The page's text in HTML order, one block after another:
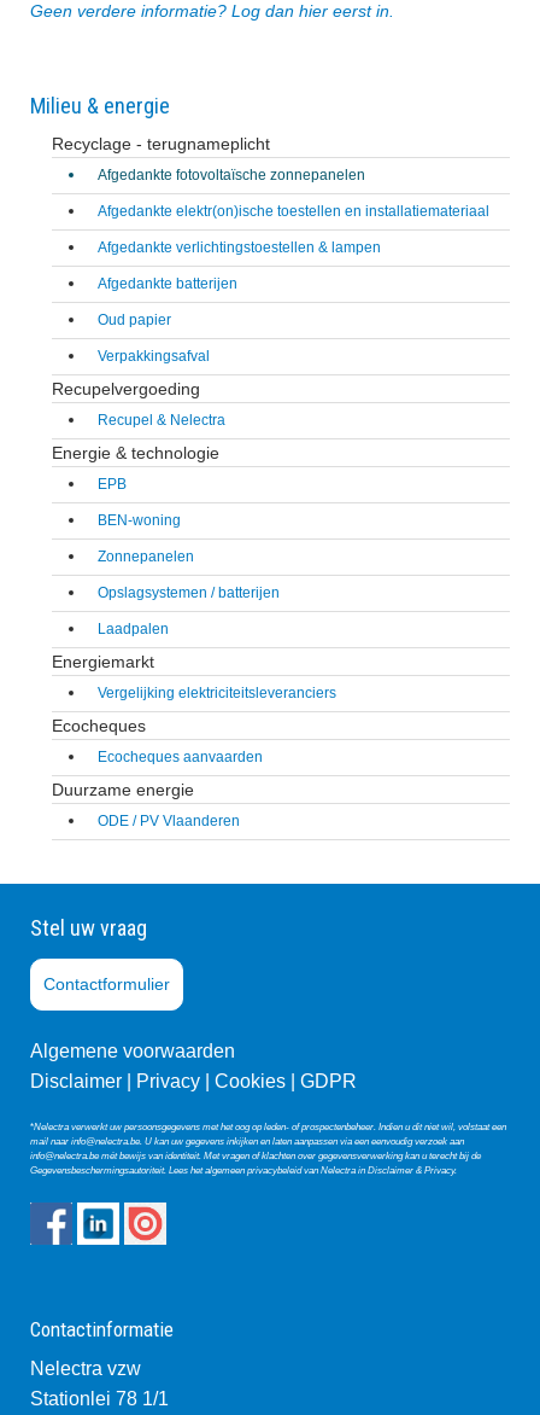
Geen verdere informatie? Log dan hier eerst in.
Milieu & energie
Recyclage - terugnameplicht
Afgedankte fotovoltaïsche zonnepanelen
Afgedankte elektr(on)ische toestellen en installatiemateriaal
Afgedankte verlichtingstoestellen & lampen
Afgedankte batterijen
Oud papier
Verpakkingsafval
Recupelvergoeding
Recupel & Nelectra
Energie & technologie
EPB
BEN-woning
Zonnepanelen
Opslagsystemen / batterijen
Laadpalen
Energiemarkt
Vergelijking elektriciteitsleveranciers
Ecocheques
Ecocheques aanvaarden
Duurzame energie
ODE / PV Vlaanderen
Stel uw vraag
Contactformulier
Algemene voorwaarden
Disclaimer |
Privacy Cookies GDPR
*Nelectra verwerkt uw persoonsgegevens met het oog op leden- of prospectenbeheer. Indien u dit niet wil, volstaat een
mail naar info@nelectra.be. U kan uw gegevens inkijken en laten aanpassen via een eenvoudig verzoek aan
info@nelectra.bemét bewijs van identiteit. Met vragen of klachten over gegevensverwerking kan u terecht bij de
Gegevensbeschermingsautoriteit. Lees het algemeen privacybeleid van Nelectra in Disclaimer & Privacy.
Contactinformatie
Nelectra vzw
Stationlei 78 1/1